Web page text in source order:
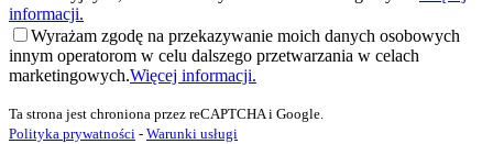
informacji.
Wyrażam zgodę na przekazywanie moich danych osobowych
innym operatorom w celu dalszego przetwarzania w celach
marketingowych.Więcej informacji.
Ta strona jest chroniona przez reCAPTCHA i Google.
Polityka prywatności - Warunki usługi